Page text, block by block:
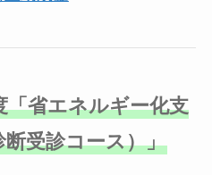
「省エネルギー化支
受診コース）」